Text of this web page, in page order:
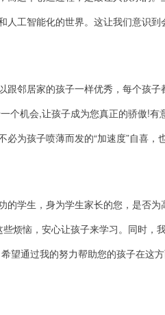
人工智能化的世界。这让我们意识
跟邻居家的孩子一样优秀，每个孩
个机会,让孩子成为您真正的骄傲!
为孩子喷薄而发的“加速度”自喜，
的学生，身为学生家长的您，是否
烦恼，安心让孩子来学习。同时，
望通过我的努力帮助您的孩子在这